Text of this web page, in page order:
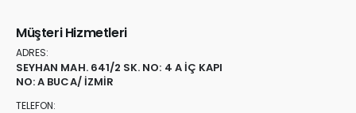
Müşteri Hizmetleri
ADRES:
SEYHAN MAH. 641/2 SK. NO: 4 A İÇ KAPI
NO: A BUCA/ İZMİR
TELEFON: